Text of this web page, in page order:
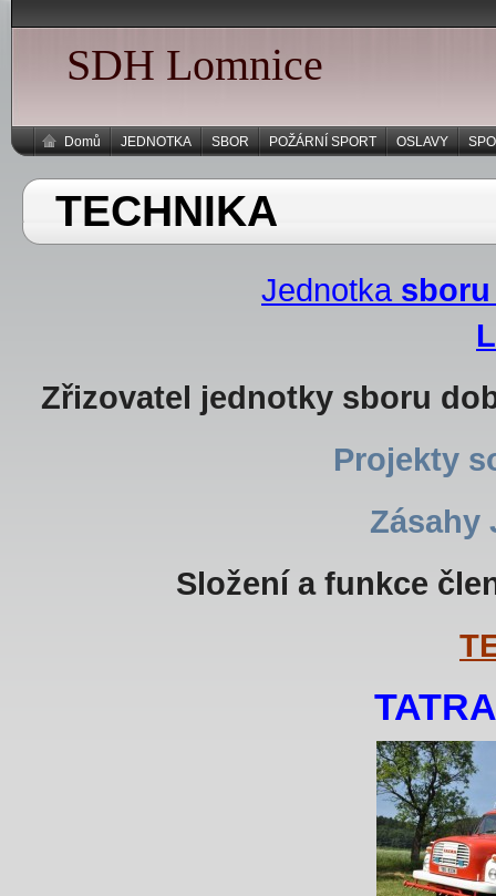
SDH Lomnice
Domů JEDNOTKA SBOR POŽÁRNÍ SPORT OSLAVY
TECHNIKA
Jednotka
Zřizovatel jednotky sboru
Projekty
Zásahy
Složení a funkce